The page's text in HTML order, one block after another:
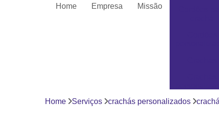
Home Empresa Missão
Home Serviços crachás personalizados